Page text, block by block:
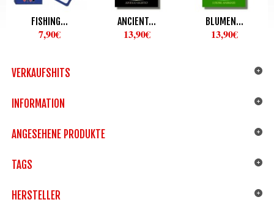
FISHING...
7,90€
ANCIENT...
13,90€
BLUMEN...
13,90€
VERKAUFSHITS
INFORMATION
ANGESEHENE PRODUKTE
TAGS
HERSTELLER